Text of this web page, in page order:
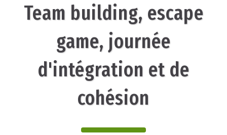
Team building, escape
game, journée
d'intégration et de
cohésion